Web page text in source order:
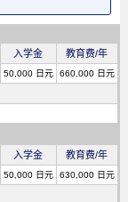
入学金 教育费/年
50,000 日元 660,000 日元
入学金 教育费/年
50,000 日元 630,000 日元